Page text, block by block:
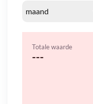
Totale waarde
---